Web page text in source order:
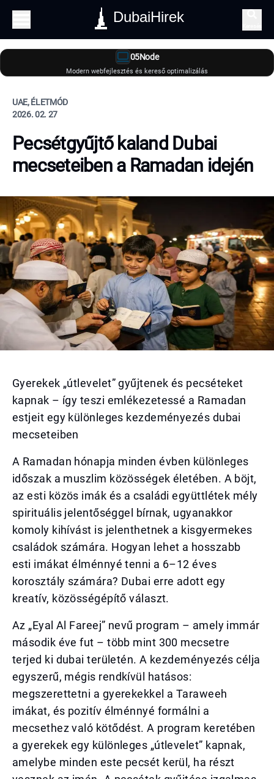
DubaiHirek
05Node
Modern webfejlesztés és kereső optimalizálás
UAE, ÉLETMÓD
2026. 02. 27
Pecsétgyűjtő kaland Dubai
mecseteiben a Ramadan idején
Gyerekek „útlevelet” gyűjtenek és pecséteket
kapnak – így teszi emlékezetessé a Ramadan
estjeit egy különleges kezdeményezés dubai
mecseteiben
A Ramadan hónapja minden évben különleges
időszak a muszlim közösségek életében. A böjt,
az esti közös imák és a családi együttlétek mély
spirituális jelentőséggel bírnak, ugyanakkor
komoly kihívást is jelenthetnek a kisgyermekes
családok számára. Hogyan lehet a hosszabb
esti imákat élménnyé tenni a 6–12 éves
korosztály számára? Dubai erre adott egy
kreatív, közösségépítő választ.
Az „Eyal Al Fareej” nevű program – amely immár
második éve fut – több mint 300 mecsetre
terjed ki dubai területén. A kezdeményezés célja
egyszerű, mégis rendkívül hatásos:
megszerettetni a gyerekekkel a Taraweeh
imákat, és pozitív élménnyé formálni a
mecsethez való kötődést. A program keretében
a gyerekek egy különleges „útlevelet” kapnak,
amelybe minden este pecsét kerül, ha részt